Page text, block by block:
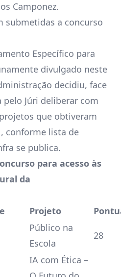
Camponez.
submetidas a concurso
Específico para
divulgado neste
decidiu, face
Júri deliberar com
que obtiveram
conforme lista de
se publica.
para acesso às
da
Projeto
Público na
Escola
28
IA com Ética –